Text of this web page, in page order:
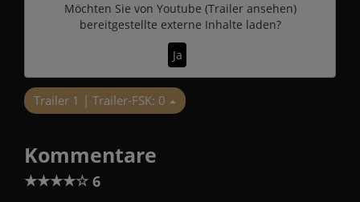
Möchten Sie von Youtube (Trailer ansehen)
bereitgestellte externe Inhalte laden?
Ja
Trailer 1 | Trailer-FSK: 0
Kommentare
★★★★☆ 6